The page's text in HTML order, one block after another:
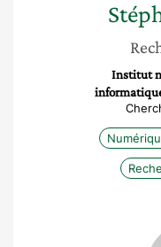
Institut